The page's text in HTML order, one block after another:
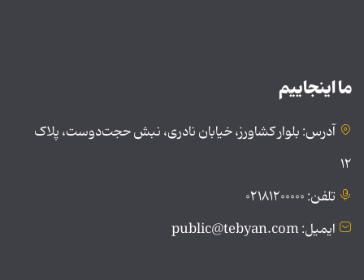
ما اینجاییم
آدرس: بلوار کشاورز، خیابان نادری، نبش حجت‌دوست، پلاک
۱۲
تلفن: ۰۲۱۸۱۲۰۰۰۰۰
ایمیل: public@tebyan.com